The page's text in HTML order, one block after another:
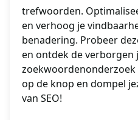
trefwoorden.
en verhoog je
benadering. Probeer
en ontdek de verborgen
op de knop en dompel
van SEO!